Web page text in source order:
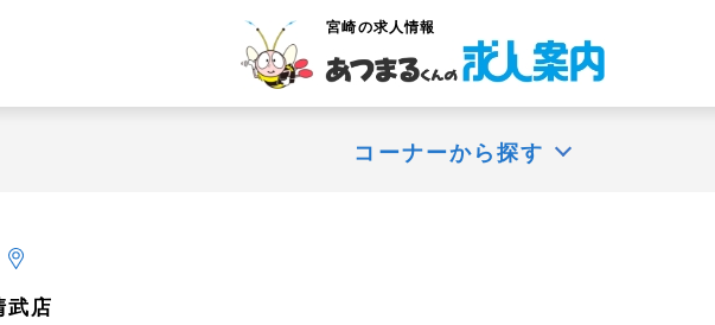
宮崎の求人情報
コーナーから探す
店